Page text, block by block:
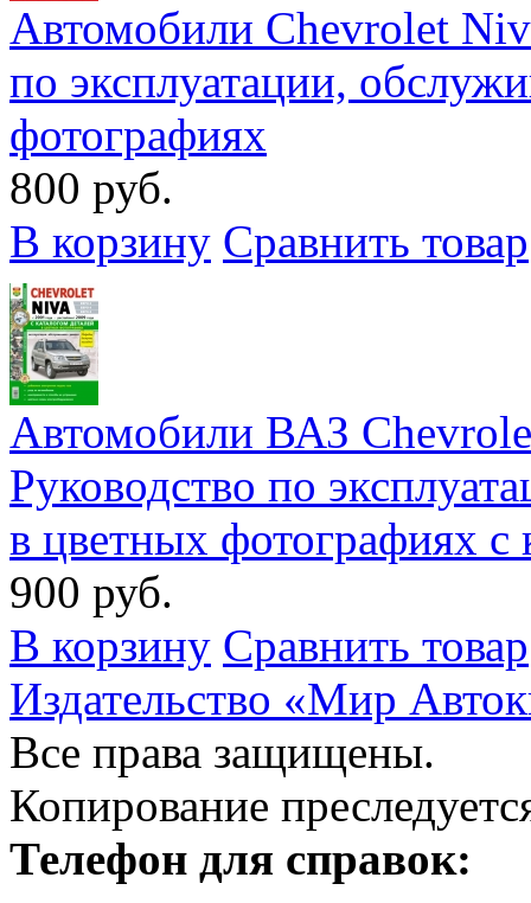
Автомобили Chevrolet
по эксплуатации,
фотографиях
800 руб.
В корзину Сравнить товар
Автомобили ВАЗ
Руководство по
в цветных фотографиях с
900 руб.
В корзину Сравнить товар
Издательство «Мир
Все права защищены.
Копирование
Телефон для справок: